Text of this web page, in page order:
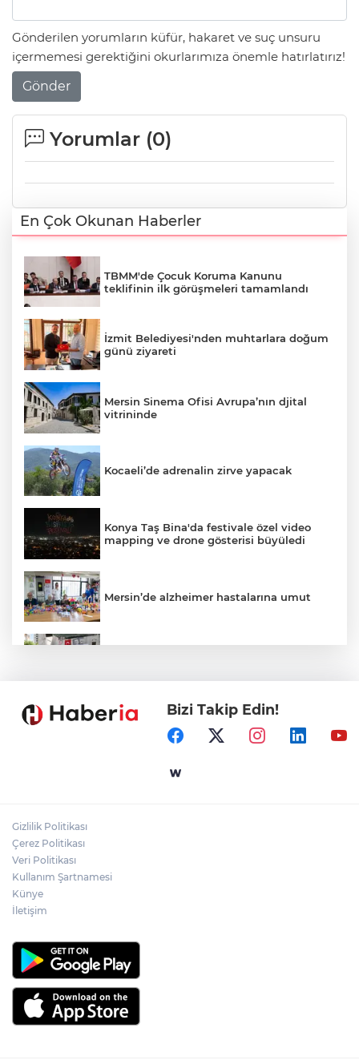
Gönderilen yorumların küfür, hakaret ve suç unsuru
içermemesi gerektiğini okurlarımıza önemle hatırlatırız!
Gönder
Yorumlar (0)
En Çok Okunan Haberler
TBMM'de Çocuk Koruma Kanunu
teklifinin ilk görüşmeleri tamamlandı
İzmit Belediyesi'nden muhtarlara doğum
günü ziyareti
Mersin Sinema Ofisi Avrupa’nın djital
vitrininde
Kocaeli’de adrenalin zirve yapacak
Konya Taş Bina'da festivale özel video
mapping ve drone gösterisi büyüledi
Mersin’de alzheimer hastalarına umut
Ormanya’nın Atlas’ı yaban hayatına ışık
Bursa İnegöl'de Alanyurt Yüzme
Bizi Takip Edin!
Gizlilik Politikası
Çerez Politikası
Veri Politikası
Kullanım Şartnamesi
Künye
İletişim